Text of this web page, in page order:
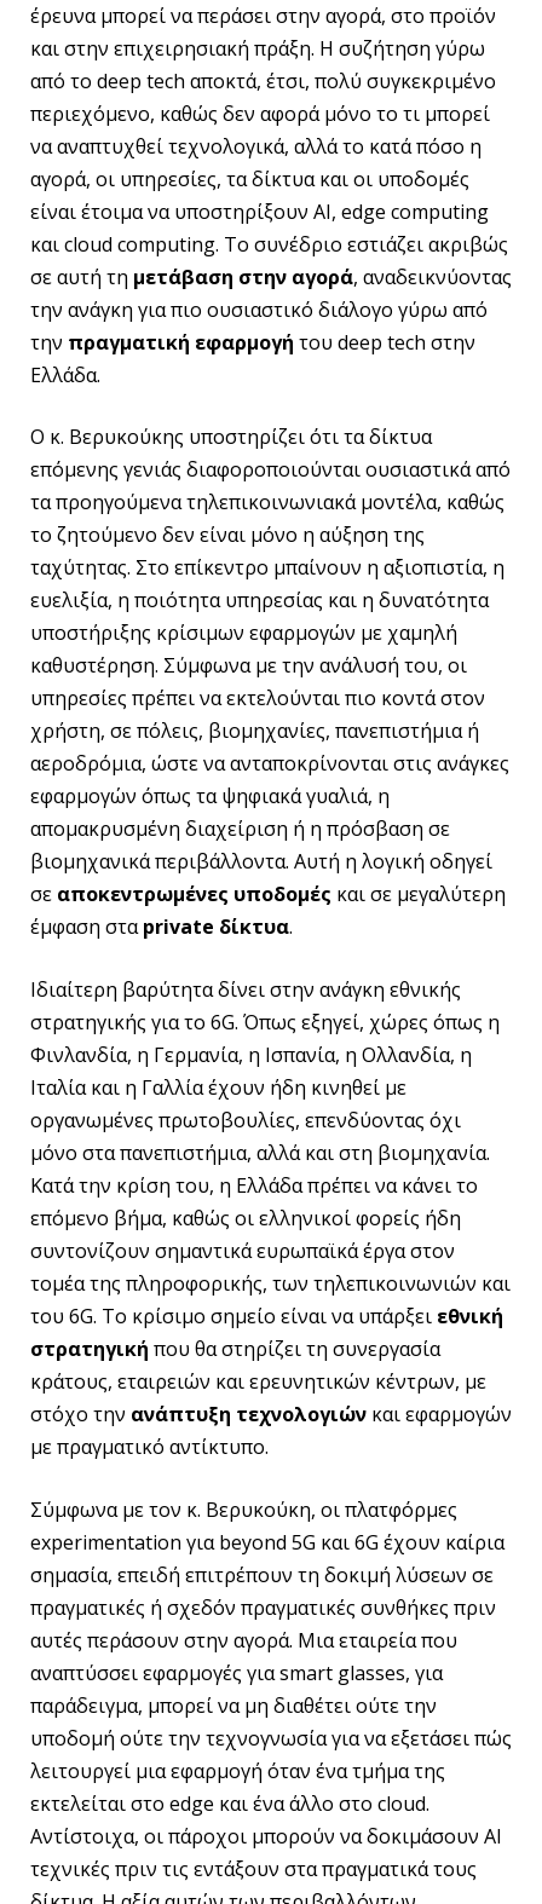
έρευνα μπορεί να περάσει στην αγορά, στο προϊόν
και στην επιχειρησιακή πράξη. Η συζήτηση γύρω
από το deep tech αποκτά, έτσι, πολύ συγκεκριμένο
περιεχόμενο, καθώς δεν αφορά μόνο το τι μπορεί
να αναπτυχθεί τεχνολογικά, αλλά το κατά πόσο η
αγορά, οι υπηρεσίες, τα δίκτυα και οι υποδομές
είναι έτοιμα να υποστηρίξουν AI, edge computing
και cloud computing. Tο συνέδριο εστιάζει ακριβώς
σε αυτή τη μετάβαση στην αγορά, αναδεικνύοντας
την ανάγκη για πιο ουσιαστικό διάλογο γύρω από
την πραγματική εφαρμογή του deep tech στην
Ελλάδα.
Ο κ. Βερυκούκης υποστηρίζει ότι τα δίκτυα
επόμενης γενιάς διαφοροποιούνται ουσιαστικά από
τα προηγούμενα τηλεπικοινωνιακά μοντέλα, καθώς
το ζητούμενο δεν είναι μόνο η αύξηση της
ταχύτητας. Στο επίκεντρο μπαίνουν η αξιοπιστία, η
ευελιξία, η ποιότητα υπηρεσίας και η δυνατότητα
υποστήριξης κρίσιμων εφαρμογών με χαμηλή
καθυστέρηση. Σύμφωνα με την ανάλυσή του, οι
υπηρεσίες πρέπει να εκτελούνται πιο κοντά στον
χρήστη, σε πόλεις, βιομηχανίες, πανεπιστήμια ή
αεροδρόμια, ώστε να ανταποκρίνονται στις ανάγκες
εφαρμογών όπως τα ψηφιακά γυαλιά, η
απομακρυσμένη διαχείριση ή η πρόσβαση σε
βιομηχανικά περιβάλλοντα. Αυτή η λογική οδηγεί
σε αποκεντρωμένες υποδομές και σε μεγαλύτερη
έμφαση σταprivate δίκτυα.
Ιδιαίτερη βαρύτητα δίνει στην ανάγκη εθνικής
στρατηγικής για το 6G. Όπως εξηγεί, χώρες όπως η
Φινλανδία, η Γερμανία, η Ισπανία, η Ολλανδία, η
Ιταλία και η Γαλλία έχουν ήδη κινηθεί με
οργανωμένες πρωτοβουλίες, επενδύοντας όχι
μόνο στα πανεπιστήμια, αλλά και στη βιομηχανία.
Κατά την κρίση του, η Ελλάδα πρέπει να κάνει το
επόμενο βήμα, καθώς οι ελληνικοί φορείς ήδη
συντονίζουν σημαντικά ευρωπαϊκά έργα στον
τομέα της πληροφορικής, των τηλεπικοινωνιών και
του 6G. Το κρίσιμο σημείο είναι να υπάρξει εθνική
στρατηγική που θα στηρίζει τη συνεργασία
κράτους, εταιρειών και ερευνητικών κέντρων, με
στόχο την ανάπτυξη τεχνολογιών και εφαρμογών
με πραγματικό αντίκτυπο.
Σύμφωνα με τον κ. Βερυκούκη, οι πλατφόρμες
experimentation για beyond 5G και 6G έχουν καίρια
σημασία, επειδή επιτρέπουν τη δοκιμή λύσεων σε
πραγματικές ή σχεδόν πραγματικές συνθήκες πριν
αυτές περάσουν στην αγορά. Μια εταιρεία που
αναπτύσσει εφαρμογές για smart glasses, για
παράδειγμα, μπορεί να μη διαθέτει ούτε την
υποδομή ούτε την τεχνογνωσία για να εξετάσει πώς
λειτουργεί μια εφαρμογή όταν ένα τμήμα της
εκτελείται στο edge και ένα άλλο στο cloud.
Αντίστοιχα, οι πάροχοι μπορούν να δοκιμάσουν AI
τεχνικές πριν τις εντάξουν στα πραγματικά τους